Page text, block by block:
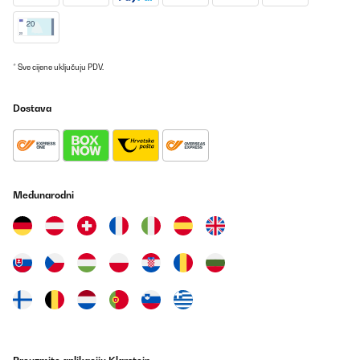
08/07/2025
hält Uhren 24h einsatzbereit.
Amazon-Benutzer
Prevedi
* Sve cijene uključuju PDV.
Dostava
Međunarodni